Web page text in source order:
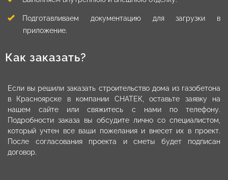
Подготавливаем документацию для загрузки в
приложение.
Как заказать?
Если вы решили заказать строительство дома из газобетона
в Красноярске в компании СНАТЕК, оставьте заявку на
нашем сайте или свяжитесь с нами по телефону.
Подробности заказа вы обсудите лично со специалистом,
который учтен все ваши пожелания и внесет их в проект.
После согласования проекта и сметы будет подписан
договор.